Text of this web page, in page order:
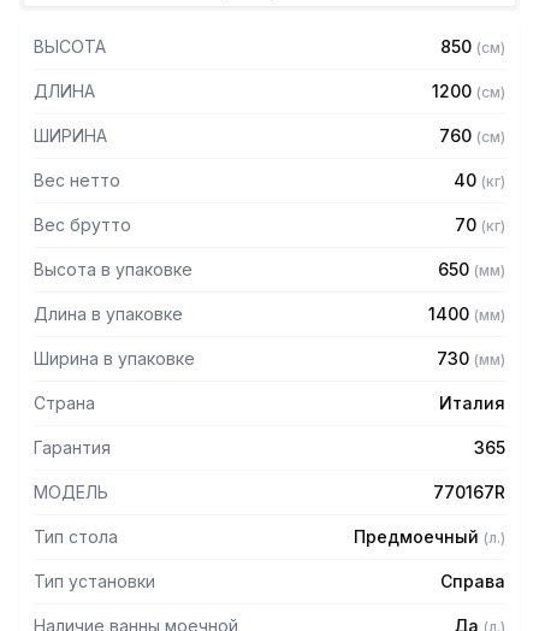
— Для туннельных машин моделей AC2E - AC3 с
направлением движения посуды справа налево и
корзиной 500 x 500 мм
— Выполнен из нержавеющей стали
ВЫСОТА 850 (см)
ДЛИНА 1200 (см)
ШИРИНА 760 (см)
Вес нетто 40 (кг)
Вес брутто 70 (кг)
Высота в упаковке 650 (мм)
Длина в упаковке 1400 (мм)
Ширина в упаковке 730 (мм)
Страна Италия
Гарантия 365
МОДЕЛЬ 770167R
Тип стола Предмоечный (л.)
Тип установки Справа
Наличие ванны моечной Да (л.)